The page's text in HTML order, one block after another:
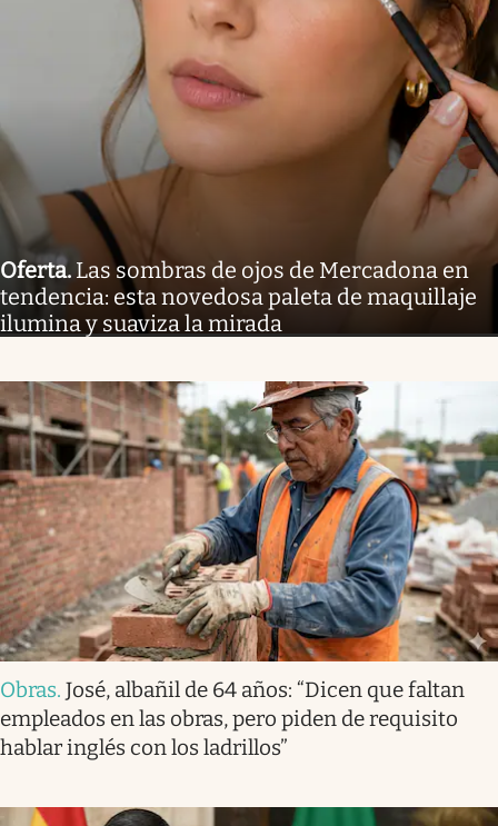
Oferta. Las sombras de ojos de Mercadona en
tendencia: esta novedosa paleta de maquillaje
ilumina y suaviza la mirada
Obras. José, albañil de 64 años: “Dicen que faltan
empleados en las obras, pero piden de requisito
hablar inglés con los ladrillos”